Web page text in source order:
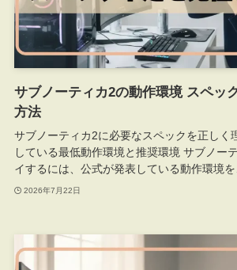
サブノーティカ2の動作環境 スペッ
方法
サブノーティカ2に必要なスペックを正しく
している最低動作環境と推奨環境 サブノー
イするには、公式が発表している動作環境を
2026年7月22日